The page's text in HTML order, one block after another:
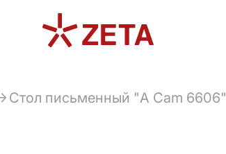
Стол письменный "A Cam 6606"